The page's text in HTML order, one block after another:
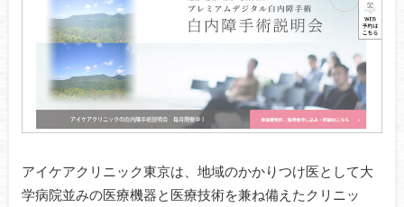
アイケアクリニック東京は、地域のかかりつけ医として大
学病院並みの医療機器と医療技術を兼ね備えたクリニッ